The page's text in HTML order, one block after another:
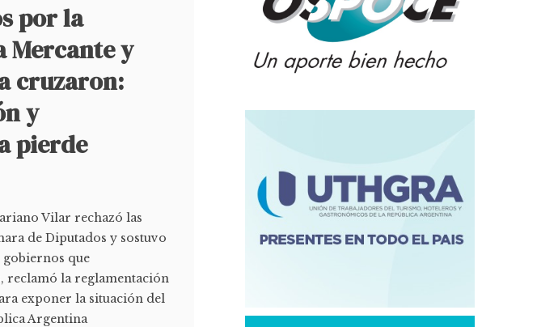
por la
Mercante y
cruzaron:
y
pierde
Vilar rechazó las
de Diputados y sostuvo
gobiernos que
reclamó la reglamentación
exponer la situación del
Argentina